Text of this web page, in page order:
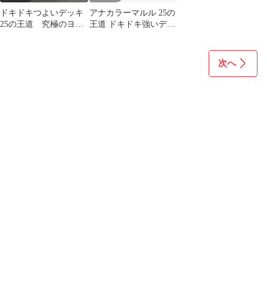
ドキドキつよいデッキ
25の王道 究極のヨビ
アナカラーマルル 25の
王道 ドキドキ強いデッ
次へ